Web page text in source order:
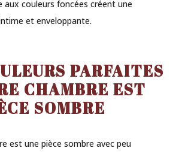
PARFAITES
CHAMBRE EST
SOMBRE
est une pièce sombre avec peu